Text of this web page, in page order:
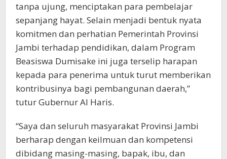
tanpa ujung, menciptakan para pembelajar
sepanjang hayat. Selain menjadi bentuk nyata
komitmen dan perhatian Pemerintah Provinsi
Jambi terhadap pendidikan, dalam Program
Beasiswa Dumisake ini juga terselip harapan
kepada para penerima untuk turut memberikan
kontribusinya bagi pembangunan daerah,”
tutur Gubernur Al Haris.
“Saya dan seluruh masyarakat Provinsi Jambi
berharap dengan keilmuan dan kompetensi
dibidang masing-masing, bapak, ibu, dan